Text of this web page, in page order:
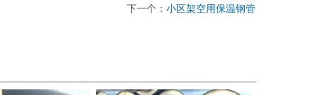
下一个： 小区架空用保温钢管